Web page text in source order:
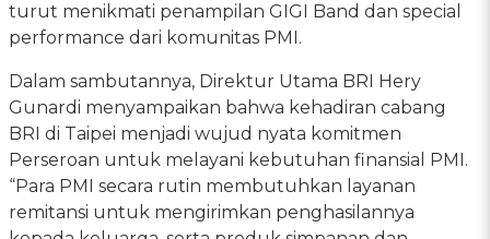
turut menikmati penampilan GIGI Band dan special
performance dari komunitas PMI.
Dalam sambutannya, Direktur Utama BRI Hery
Gunardi menyampaikan bahwa kehadiran cabang
BRI di Taipei menjadi wujud nyata komitmen
Perseroan untuk melayani kebutuhan finansial PMI.
“Para PMI secara rutin membutuhkan layanan
remitansi untuk mengirimkan penghasilannya